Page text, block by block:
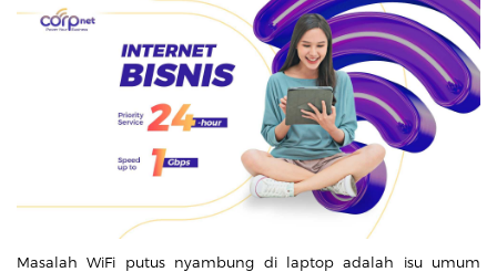
Masalah WiFi putus nyambung di laptop adalah isu umum